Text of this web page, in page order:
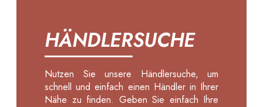
HÄNDLERSUCHE
Nutzen Sie unsere Händlersuche, um
schnell und einfach einen Händler in Ihrer
Nähe zu finden. Geben Sie einfach Ihre